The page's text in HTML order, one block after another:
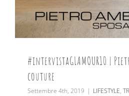
#intervistaGLAMOUR10 |
couture
Settembre 4th, 2019 | LIFESTYLE,